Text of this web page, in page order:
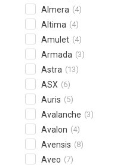
Almera (4)
Altima (4)
Amulet (4)
Armada (3)
Astra (13)
ASX (6)
Auris (5)
Avalanche (3)
Avalon (4)
Avensis (8)
Aveo (7)